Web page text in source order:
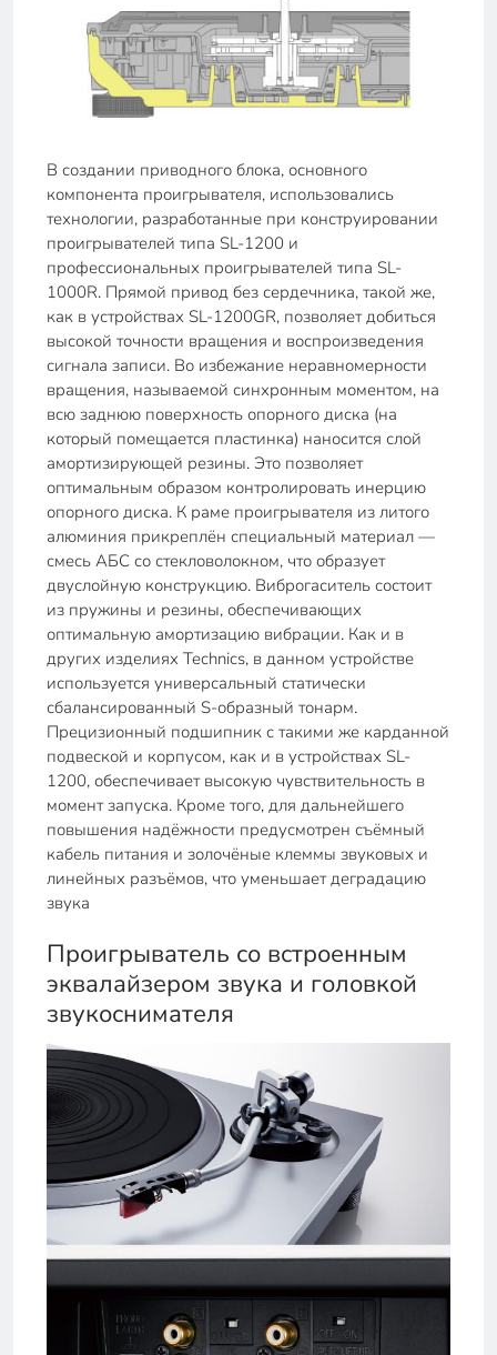
В создании приводного блока, основного
компонента проигрывателя, использовались
технологии, разработанные при конструировании
проигрывателей типа SL-1200 и
профессиональных проигрывателей типа SL-
1000R. Прямой привод без сердечника, такой же,
как в устройствах SL-1200GR, позволяет добиться
высокой точности вращения и воспроизведения
сигнала записи. Во избежание неравномерности
вращения, называемой синхронным моментом, на
всю заднюю поверхность опорного диска (на
который помещается пластинка) наносится слой
амортизирующей резины. Это позволяет
оптимальным образом контролировать инерцию
опорного диска. К раме проигрывателя из литого
алюминия прикреплён специальный материал —
смесь АБС со стекловолокном, что образует
двуслойную конструкцию. Виброгаситель состоит
из пружины и резины, обеспечивающих
оптимальную амортизацию вибрации. Как и в
других изделиях Technics, в данном устройстве
используется универсальный статически
сбалансированный S-образный тонарм.
Прецизионный подшипник с такими же карданной
подвеской и корпусом, как и в устройствах SL-
1200, обеспечивает высокую чувствительность в
момент запуска. Кроме того, для дальнейшего
повышения надёжности предусмотрен съёмный
кабель питания и золочёные клеммы звуковых и
линейных разъёмов, что уменьшает деградацию
звука
Проигрыватель со встроенным
эквалайзером звука и головкой
звукоснимателя